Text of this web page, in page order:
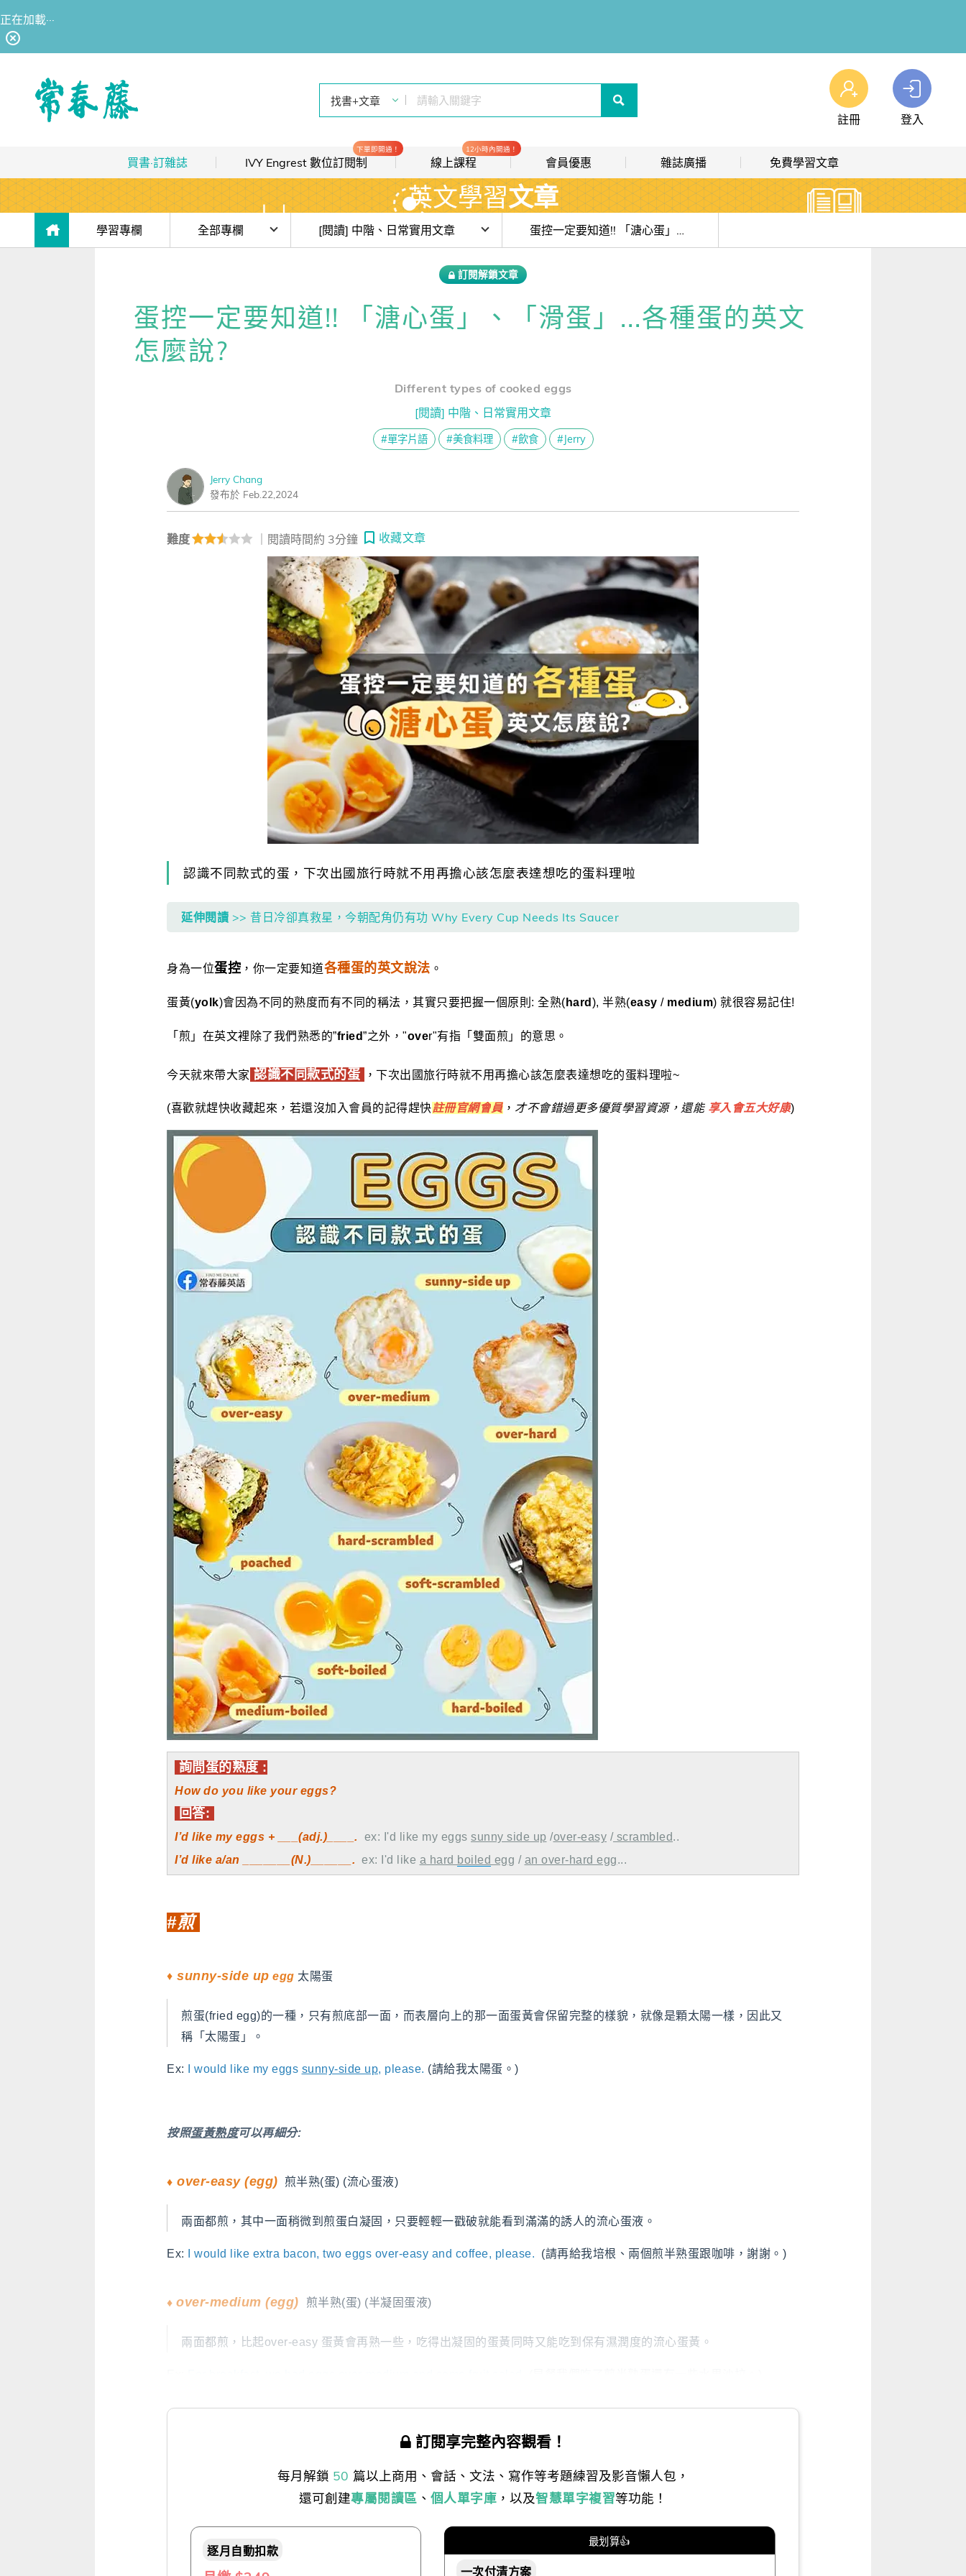
正在加載···
註冊 登入
買書·訂雜誌
熱銷排行｜最多人買
限時優惠 hot
團體採購｜企業 / 補習班 hot
數位學習｜ 數位訂閱 / 線上課程 hot
IVY Engrest 數位訂閱制
｜長訂 / 當期 / 過刊
大專院校系列
IELTS 雅思
中級全民英檢
全民英檢實力養成
桌曆．月曆．行事曆
英語從頭學（英語輕鬆學）系列
啟蒙～國小
IVY Engrest 數位訂閱制
下單即開通！
數位訂閱制介紹
數位訂閱制-新手攻略 new
訂閱方案
高效學習計畫表
單字收藏 / 小考複習區
訂閱制更新月誌
訂閱讀者回饋宣言
線上課程
12小時內開通！
線上影音課程
會員優惠
歡迎加入常春藤
會員推薦分潤計畫new
我的音檔收聽櫃new
會員限定活動
會員升等辦法
雜誌廣播
高效學習計畫表
雜誌線上廣播
解析英語廣播
免費學習文章
熱門文章主題
文章分類
單字·俚語·用法
購物車0商品
英文學習文章
學習專欄 目前位於:
全部專欄
[閱讀] 入門·生活會話
[閱讀] 中階、日常實用文章
職場·商務應用
[閱讀] 高階、進階閱讀
目前位於:
[閱讀] 中階、日常實用文章
【JQool * IVY 閱讀森林 6 週陪讀計畫】#week6 演唱會後遺症
蛋控一定要知道!! 「溏心蛋」、「滑蛋」...各種蛋的英文怎麼說?
訂閱解鎖文章
蛋控一定要知道!! 「溏心蛋」、「滑蛋」...各種蛋的英文
怎麼說?
Different types of cooked eggs
[閱讀] 中階、日常實用文章
#單字片語 #美食料理 #飲食 #Jerry
Jerry Chang
發布於 Feb.22,2024
難度 ｜閱讀時間約 3分鐘 收藏文章
認識不同款式的蛋，下次出國旅行時就不用再擔心該怎麼表達想吃的蛋料理啦
延伸閱讀 >> 昔日冷卻真救星，今朝配角仍有功 Why Every Cup Needs Its Saucer
身為一位蛋控 ，你一定要知道各種蛋的英文說法 。
蛋黃(yolk)會因為不同的熟度而有不同的稱法，其實只要把握一個原則: 全熟( hard ), 半熟(easy / medium) 就很容易記住!
「煎」在英文裡除了我們熟悉的”fried”之外，"over"有指「雙面煎」的意思。
今天就來帶大家 認識不同款式的蛋 ，下次出國旅行時就不用再擔心該怎麼表達想吃的蛋料理啦~
(喜歡就趕快收藏起來，若還沒加入會員的記得趕快註冊官網會員， 才不會錯過更多優質學習資源，還能 享入會五大好康)
詢問蛋的熟度 :
How do you like your eggs?
回答:
I’d like my eggs + ___(adj.)____. ex: I'd like my eggs sunny side up /over-easy /scrambled..
I’d like a/an _______(N.)______. ex: I'd like a hard boiled egg / an over-hard egg...
#煎
♦ sunny-side up egg 太陽蛋
煎蛋(fried egg)的一種，只有煎底部一面，而表層向上的那一面蛋黃會保留完整的樣貌，就像是顆太陽一樣，因此又
稱「太陽蛋」。
Ex: I would like my eggs sunny-side up, please. (請給我太陽蛋。)
按照蛋黃熟度可以再細分:
♦ over-easy (egg) 煎半熟(蛋) (流心蛋液)
兩面都煎，其中一面稍微到煎蛋白凝固，只要輕輕一戳破就能看到滿滿的誘人的流心蛋液。
Ex: I would like extra bacon, two eggs over-easy and coffee, please. (請再給我培根、兩個煎半熟蛋跟咖啡，謝謝。)
♦ over-medium (egg) 煎半熟(蛋) (半凝固蛋液)
兩面都煎，比起over-easy 蛋黃會再熟一些，吃得出凝固的蛋黃同時又能吃到保有濕潤度的流心蛋黃。
訂閱享完整內容觀看！
每月解鎖 50 篇以上商用、會話、文法、寫作等考題練習及影音懶人包，
還可創建專屬閱讀區 、 個人單字庫 ，以及智慧單字複習等功能！
逐月自動扣款
最划算👍
一次付清方案